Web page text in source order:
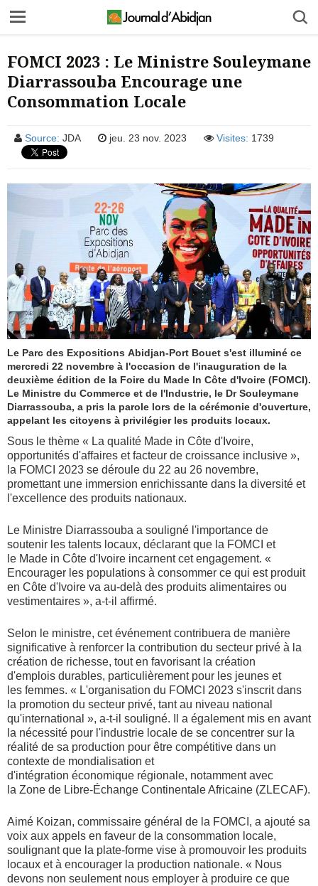
FOMCI 2023 : Le Ministre Souleymane
Diarrassouba Encourage une
Consommation Locale
Source: JDA jeu. 23 nov. 2023 Visites: 1739
Le Parc des Expositions Abidjan-Port Bouet s'est illuminé ce
mercredi 22 novembre à l'occasion de l'inauguration de la
deuxième édition de la Foire du Made In Côte d'Ivoire (FOMCI).
Le Ministre du Commerce et de l'Industrie, le Dr Souleymane
Diarrassouba, a pris la parole lors de la cérémonie d'ouverture,
appelant les citoyens à privilégier les produits locaux.
Sous le thème « La qualité Made in Côte d'Ivoire,
opportunités d'affaires et facteur de croissance inclusive »,
la FOMCI 2023 se déroule du 22 au 26 novembre,
promettant une immersion enrichissante dans la diversité et
l'excellence des produits nationaux.
Le Ministre Diarrassouba a souligné l'importance de
soutenir les talents locaux, déclarant que la FOMCI et
le Made in Côte d'Ivoire incarnent cet engagement. «
Encourager les populations à consommer ce qui est produit
en Côte d'Ivoire va au-delà des produits alimentaires ou
vestimentaires », a-t-il affirmé.
Selon le ministre, cet événement contribuera de manière
significative à renforcer la contribution du secteur privé à la
création de richesse, tout en favorisant la création
d'emplois durables, particulièrement pour les jeunes et
les femmes. « L'organisation du FOMCI 2023 s'inscrit dans
la promotion du secteur privé, tant au niveau national
qu'international », a-t-il souligné. Il a également mis en avant
la nécessité pour l'industrie locale de se concentrer sur la
réalité de sa production pour être compétitive dans un
contexte de mondialisation et
d'intégration économique régionale, notamment avec
la Zone de Libre-Échange Continentale Africaine (ZLECAF).
Aimé Koizan, commissaire général de la FOMCI, a ajouté sa
voix aux appels en faveur de la consommation locale,
soulignant que la plate-forme vise à promouvoir les produits
locaux et à encourager la production nationale. « Nous
devons non seulement nous employer à produire ce que